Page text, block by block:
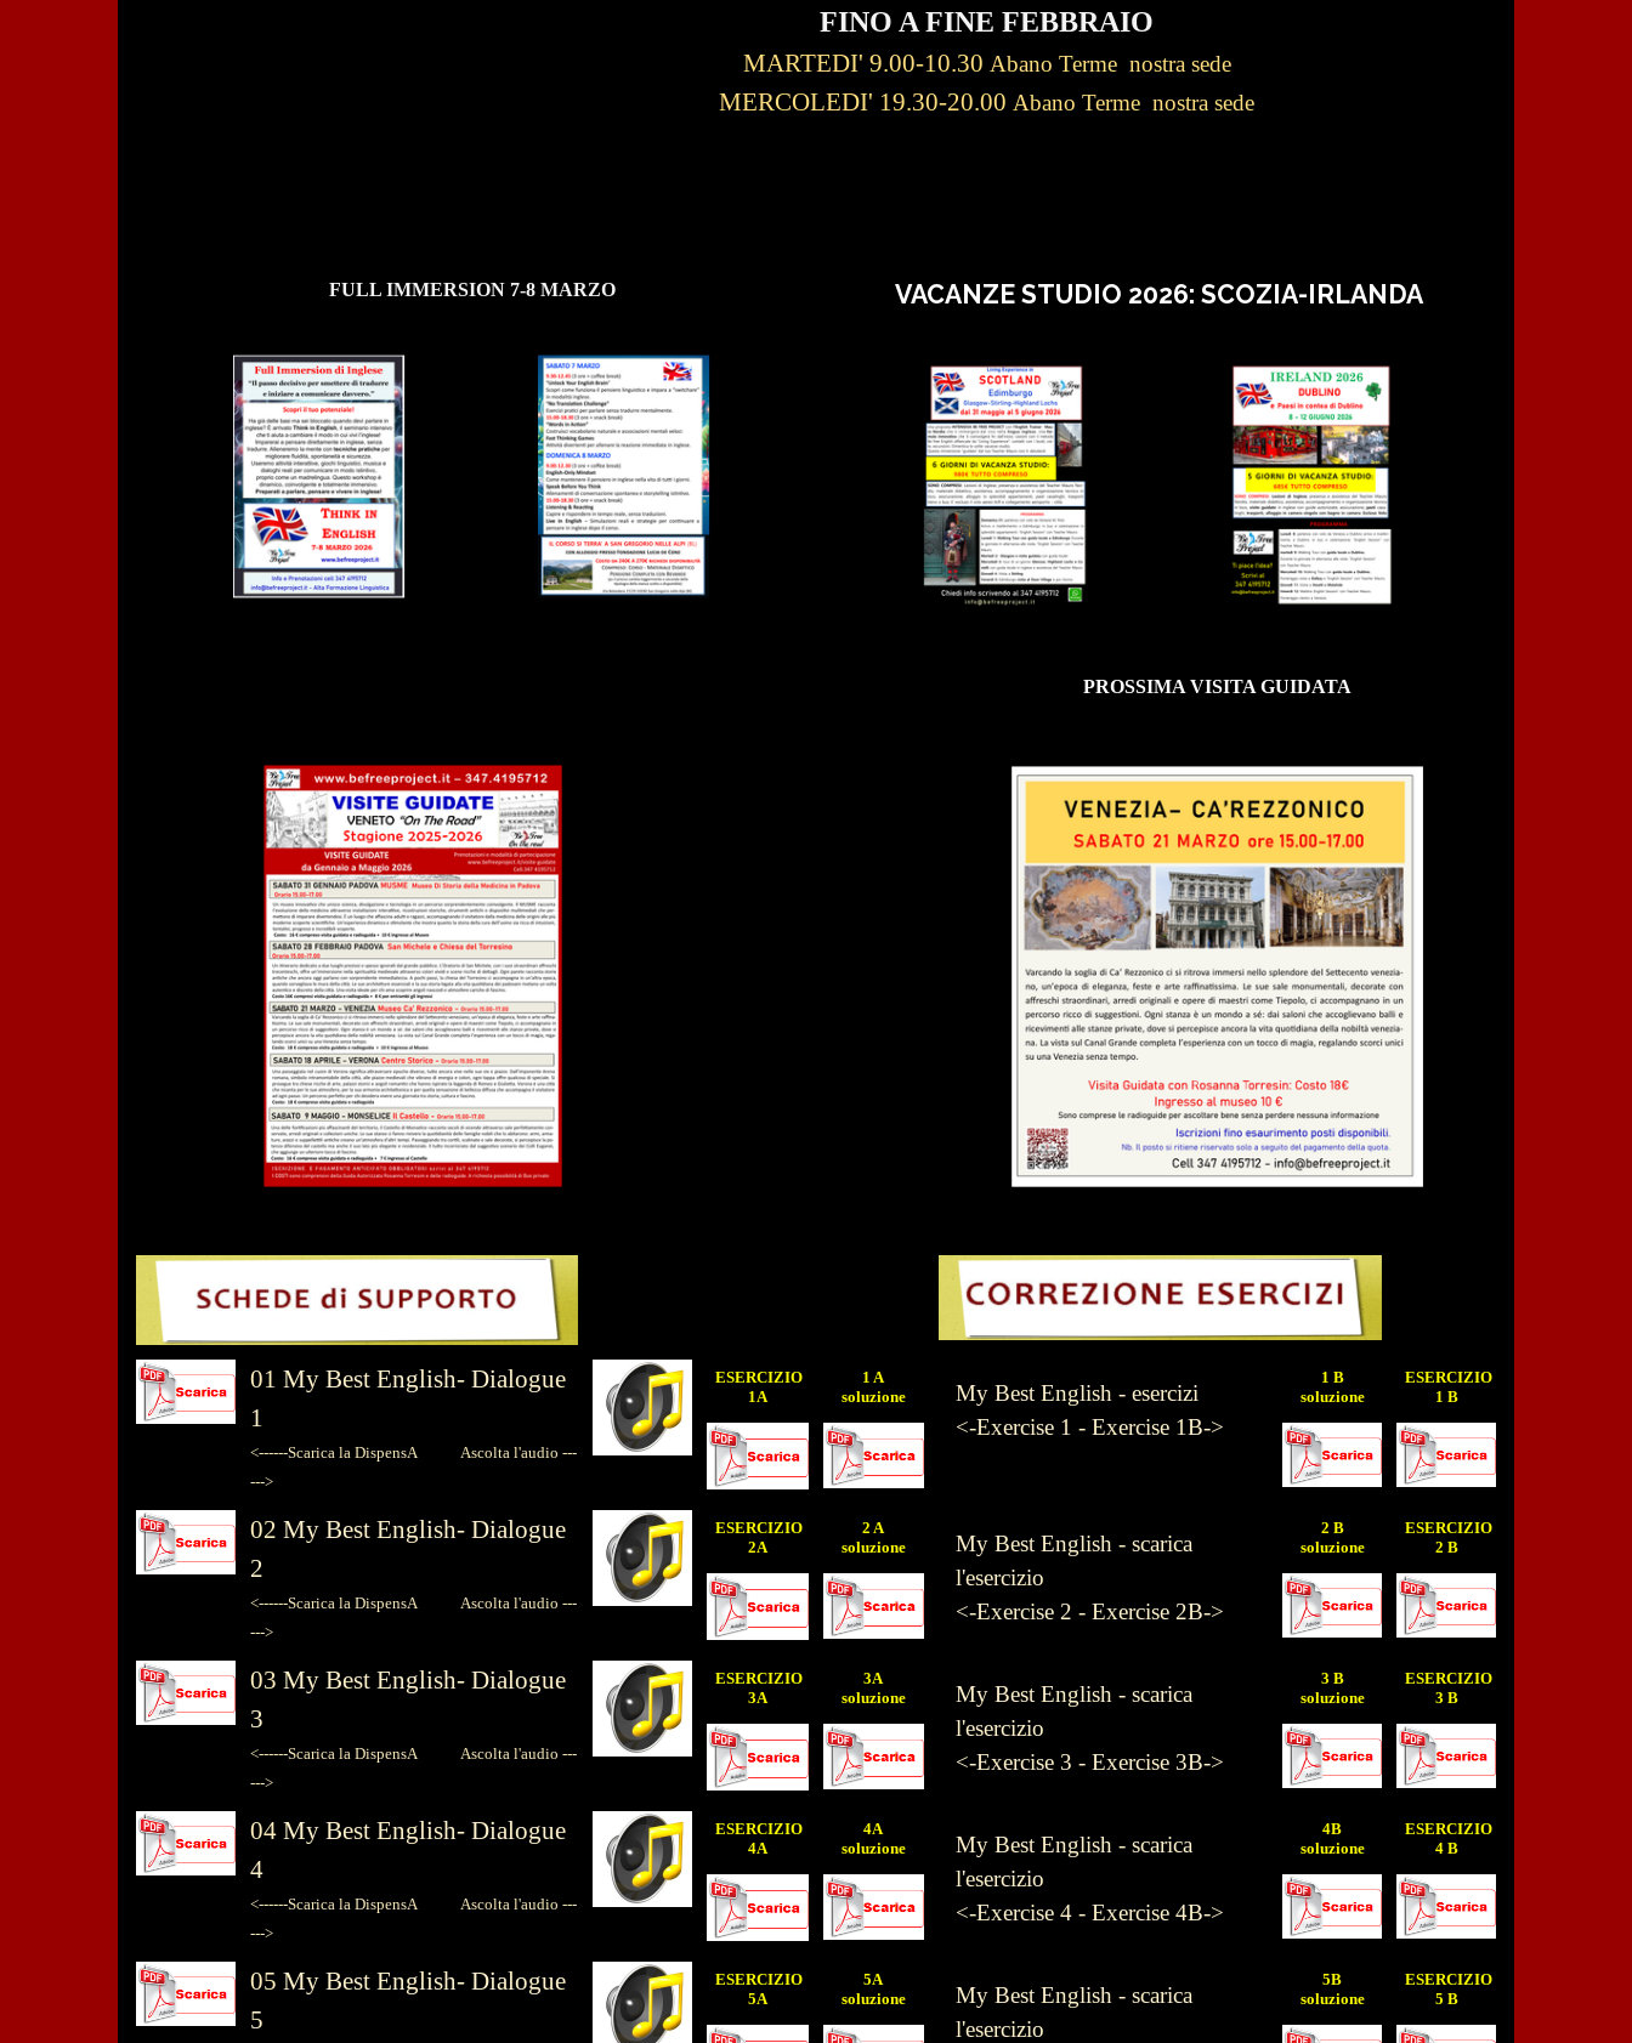
FINO A FINE FEBBRAIO
MARTEDI' 9.00-10.30 Abano Terme nostra sede
MERCOLEDI' 19.30-20.00 Abano Terme nostra sede
VACANZE STUDIO 2026: SCOZIA-IRLANDA
FULL IMMERSION 7-8 MARZO
PROSSIMA VISITA GUIDATA
01 My Best English- Dialogue
1
<------Scarica la DispensAAscolta l'audio ---
--->
1 A
soluzione
ESERCIZIO
1A
ESERCIZIO
2A
2 A
soluzione
02 My Best English- Dialogue
2
<------Scarica la DispensAAscolta l'audio ---
--->
3A
soluzione
03 My Best English- Dialogue
3
<------Scarica la DispensAAscolta l'audio ---
--->
ESERCIZIO
3A
4A
soluzione
04 My Best English- Dialogue
4
<------Scarica la DispensAAscolta l'audio ---
--->
ESERCIZIO
4A
5A
soluzione
05 My Best English- Dialogue
5
ESERCIZIO
5A
My Best English - esercizi
<-Exercise 1 - Exercise 1B->
My Best English - scarica
l'esercizio
<-Exercise 2 - Exercise 2B->
My Best English - scarica
l'esercizio
<-Exercise 3 - Exercise 3B->
My Best English - scarica
l'esercizio
<-Exercise 4 - Exercise 4B->
My Best English - scarica
l'esercizio
1 B
soluzione
2 B
soluzione
3 B
soluzione
4B
soluzione
5B
soluzione
ESERCIZIO
1 B
ESERCIZIO
2 B
ESERCIZIO
3 B
ESERCIZIO
4 B
ESERCIZIO
5 B